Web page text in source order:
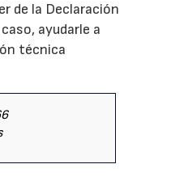
de la Declaración
ayudarle a
técnica